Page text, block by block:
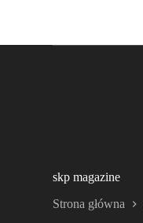
skp magazine
Strona główna